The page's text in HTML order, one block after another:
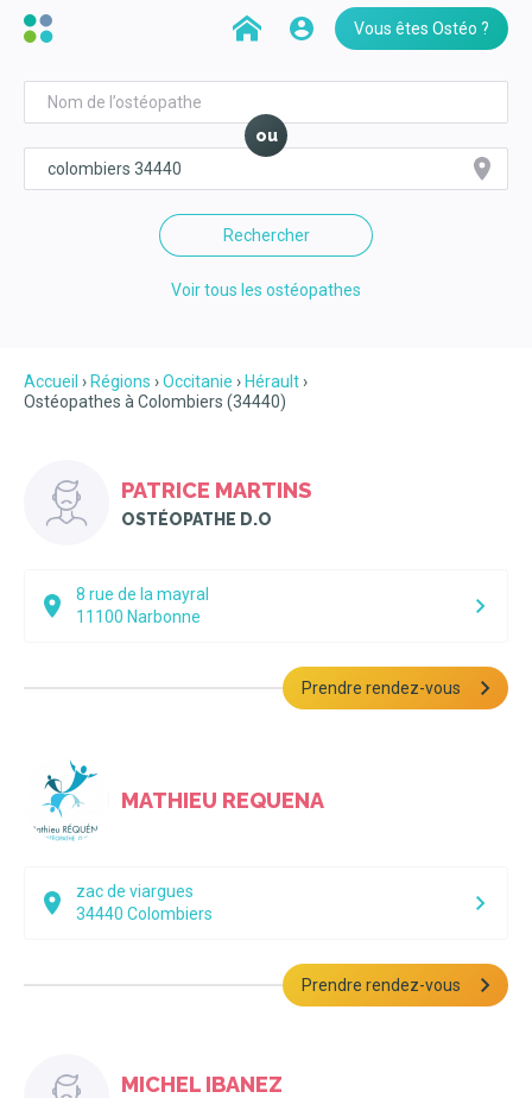
Vous êtes Ostéo ?
ou
Rechercher
Voir tous les ostéopathes
Accueil Régions Occitanie
Hérault
Ostéopathes à Colombiers (34440)
PATRICE MARTINS
OSTÉOPATHE D.O
8 rue de la mayral
11100 Narbonne
Prendre rendez-vous
MATHIEU REQUENA
zac de viargues
34440 Colombiers
Prendre rendez-vous
MICHEL IBANEZ